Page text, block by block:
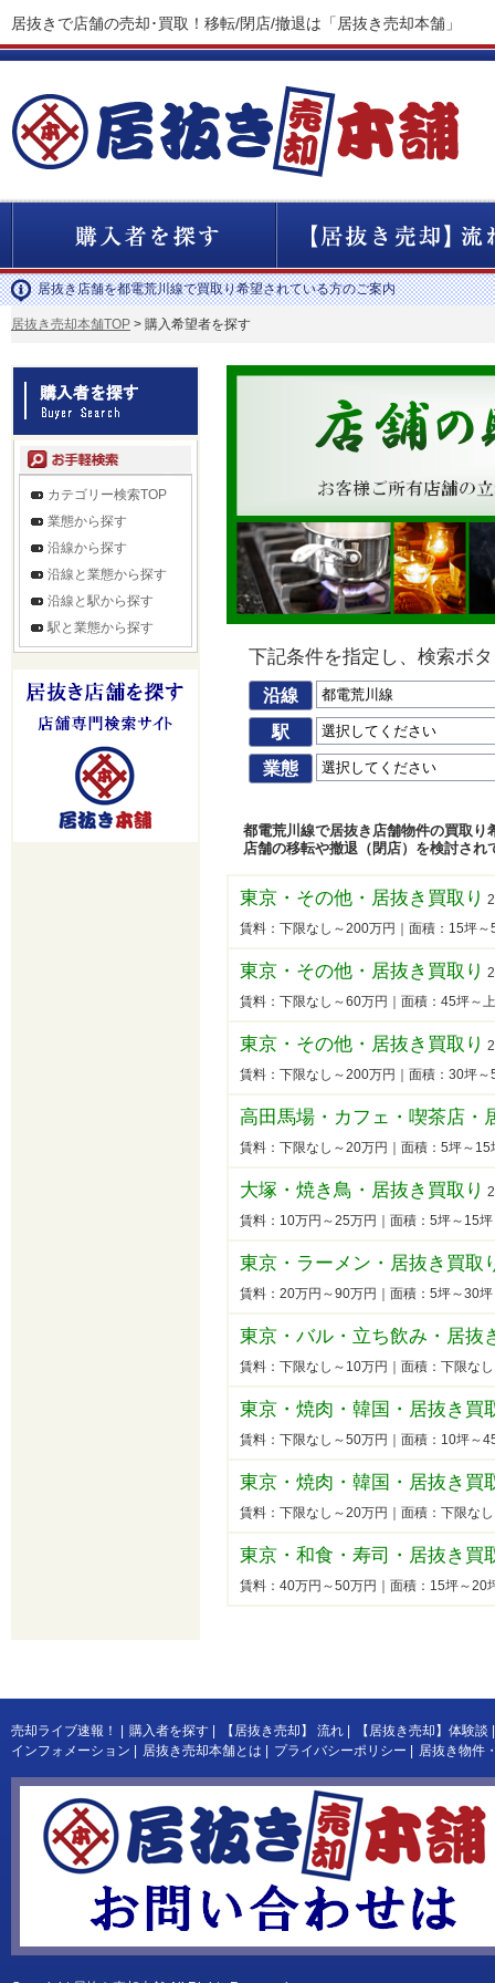
居抜きで店舗の売却･買取！移転/閉店/撤退は「居抜き売却本舗」
居抜き店舗を都電荒川線で買取り希望されている方のご案内
居抜き売却本舗TOP > 購入希望者を探す
下記条件を指定し、検索ボ
沿線
駅
業態
都電荒川線で居抜き店舗物件の買取
店舗の移転や撤退（閉店）を検討さ
東京・その他・居抜き買取り
賃料：下限なし～200万円｜面積：15坪
東京・その他・居抜き買取り
賃料：下限なし～60万円｜面積：45坪～
東京・その他・居抜き買取り
賃料：下限なし～200万円｜面積：30坪
高田馬場・カフェ・喫茶店・
賃料：下限なし～20万円｜面積：5坪～
大塚・焼き鳥・居抜き買取り
賃料：10万円～25万円｜面積：5坪～15
東京・ラーメン・居抜き買取
賃料：20万円～90万円｜面積：5坪～30
東京・バル・立ち飲み・居抜
賃料：下限なし～10万円｜面積：下限な
東京・焼肉・韓国・居抜き買
賃料：下限なし～50万円｜面積：10坪～
東京・焼肉・韓国・居抜き買
賃料：下限なし～20万円｜面積：下限な
東京・和食・寿司・居抜き買
賃料：40万円～50万円｜面積：15坪～20
カテゴリー検索TOP
業態から探す
沿線から探す
沿線と業態から探す
沿線と駅から探す
駅と業態から探す
売却ライブ速報！ 購入者を探す 【居抜き売却】 流れ 【居抜き売却】体験談
インフォメーション
居抜き売却本舗とは プライバシーポリシー 居抜き物件